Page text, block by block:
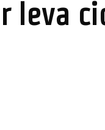
leva